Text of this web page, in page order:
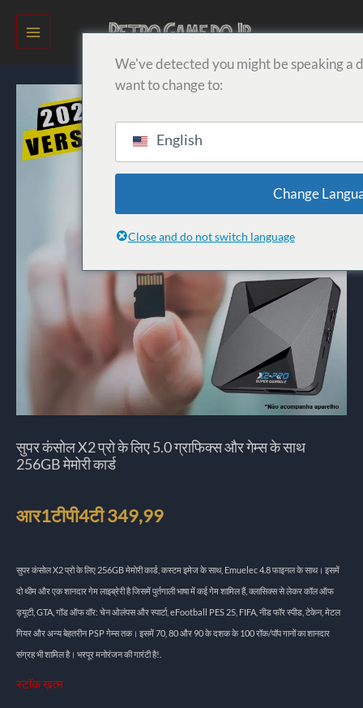
सुपर कंसोल X2 प्रो के लिए 5.0 ग्राफिक्स और गेम्स के साथ
256GB मेमोरी कार्ड
आर1टीपी4टी349,99
सुपर कंसोल X2 प्रो के लिए 256GB मेमोरी कार्ड, कस्टम इमेज के साथ, Emuelec 4.8 फाइनल के साथ। इसमें
दो थीम और एक शानदार गेम लाइब्रेरी है जिसमें पुर्तगाली भाषा में कई गेम शामिल हैं, क्लासिक्स से लेकर कॉल ऑफ
ड्यूटी, GTA, गॉड ऑफ वॉर: चेन ओलंपस और स्पार्टा, eFootball PES 25, FIFA, नीड फॉर स्पीड, टेकेन, मेटल
गियर और अन्य बेहतरीन PSP गेम्स तक। इसमें 70, 80 और 90 के दशक के 100 रॉक/पॉप गानों का शानदार
संग्रह भी शामिल है। भरपूर मनोरंजन की गारंटी है!.
स्टॉक ख़त्म
We've detected you might be speaking a
want to change to:
English
Change
Close and do not switch language